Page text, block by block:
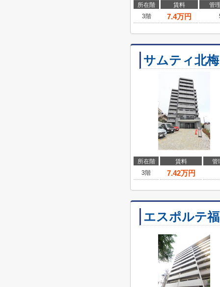
所在階 賃料
管
3階
7.4万円
サムティ北
所在階 賃料
管
3階
7.42万円
エスポルテ